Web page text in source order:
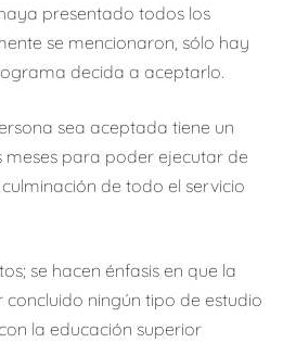
presentado todos los
se mencionaron, sólo hay
decida a aceptarlo.
sea aceptada tiene un
para poder ejecutar de
de todo el servicio
se hacen énfasis en que la
ningún tipo de estudio
la educación superior